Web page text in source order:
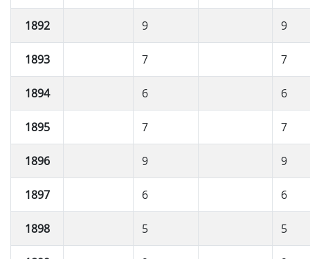
1892 9 9
1893 7 7
1894 6 6
1895 7 7
1896 9 9
1897 6 6
1898 5 5